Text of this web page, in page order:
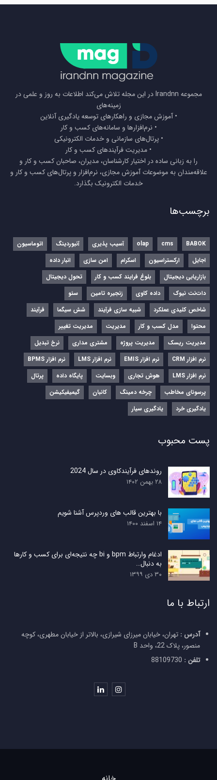
مجموعه Irandnn در این مجله تلاش می‌کند اطلاعات به روز و علمی در
زمینه‌های
• آموزش مجازی و راهکارهای توسعه یادگیری آنلاین
• نرم‌افزارها و سامانه‌های کسب و کار
• پرتال‌های سازمانی و خدمات الکترونیکی
• مدیریت فرآیندهای کسب و کار
را به زبانی ساده در اختیار کارشناسان، مدیران، صاحبان کسب و کار و
علاقه‌مندان به موضوعات آموزش مجازی، نرم‌افزار و پرتال‌های کسب و کار و
خدمات الکترونیک بگذارد.
برچسب‌ها
BABOK
cms
olap آسیب پذیری آنبوردینگ
اتوماسیون
اجایل
ارکستراسیون اسکرام امن سازی
انبار داده
بازاریابی دیجیتال
بلوغ فرایند کسب و کار
تحول دیجیتال
دات‌نت نیوک
داده کاوی زنجیره تامین
سئو
شاخص کلیدی عملکرد
شبیه سازی فرآیند شش سیگما
فرآیند
محتوا
مدل کسب و کار مدیریت
مدیریت تغییر
مدیریت ریسک
مدیریت پروژه مشتری مداری
نرخ تبدیل
نرم‌ افزار CRM
نرم‌ افزار EMIS نرم‌ افزار LMS
نرم افزار BPMS
نرم افزار LMS
هوش تجاری وبسایت پایگاه داده
پرتال
پرسونای مخاطب
چرخه دمینگ کانبان
گیمیفیکیشن
یادگیری خرد
یادگیری سیار
پست محبوب
روندهای فرآیندکاوی در سال 2024
۲۸ بهمن ۱۴۰۲
با بهترین قالب های وردپرس آشنا شویم
۱۴ اسفند ۱۴۰۰
ادغام وارتباط bpm و bi چه نتیجه‌ای برای کسب و کارها
به دنبال…
۳۰ دی ۱۳۹۹
ارتباط با ما
آدرس : تهران، خیابان میرزای شیرازی، بالاتر از خیابان مطهری، کوچه
منصور، پلاک 22، واحد B
تلفن :